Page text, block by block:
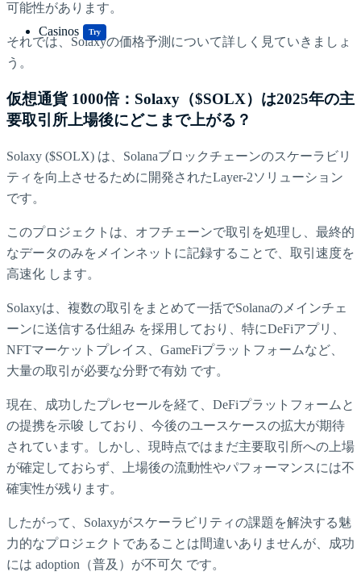
Casinos Try
可能性があります。
それでは、Solaxyの価格予測について詳しく見ていきましょ
う。
仮想通貨 1000倍：Solaxy（$SOLX）は2025年の主
要取引所上場後にどこまで上がる？
Solaxy ($SOLX) は、Solanaブロックチェーンのスケーラビリ
ティを向上させるために開発されたLayer-2ソリューション
です。
このプロジェクトは、オフチェーンで取引を処理し、最終的
なデータのみをメインネットに記録することで、取引速度を
高速化 します。
Solaxyは、複数の取引をまとめて一括でSolanaのメインチェ
ーンに送信する仕組み を採用しており、特にDeFiアプリ、
NFTマーケットプレイス、GameFiプラットフォームなど、
大量の取引が必要な分野で有効 です。
現在、成功したプレセールを経て、DeFiプラットフォームと
の提携を示唆 しており、今後のユースケースの拡大が期待
されています。しかし、現時点ではまだ主要取引所への上場
が確定しておらず、上場後の流動性やパフォーマンスには不
確実性が残ります。
したがって、Solaxyがスケーラビリティの課題を解決する魅
力的なプロジェクトであることは間違いありませんが、成功
には adoption（普及）が不可欠 です。